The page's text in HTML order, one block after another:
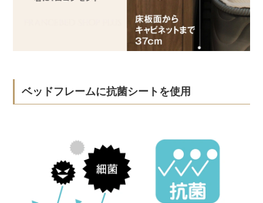
ベッドフレームに抗菌シートを使用